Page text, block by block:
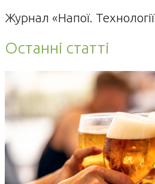
Журнал «Напої. Технології
Останні статті